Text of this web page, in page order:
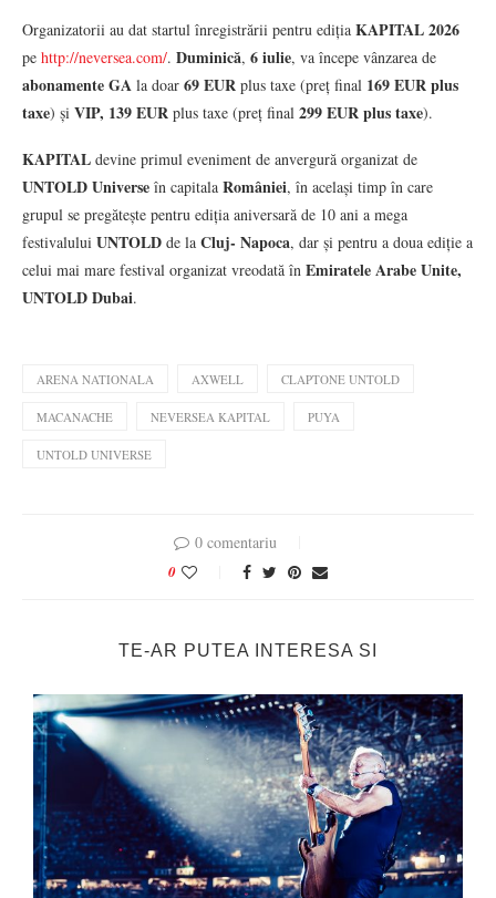
Organizatorii au dat startul înregistrării pentru ediția KAPITAL 2026
pe http://neversea.com/. Duminică, 6 iulie, va începe vânzarea de
abonamenteGA la doar 69 EUR plus taxe (preț final 169 EUR plus
taxe) și VIP, 139 EUR plus taxe (preț final 299 EUR plus taxe).
KAPITAL devine primul eveniment de anvergură organizat de
UNTOLD Universe în capitala României, în același timp în care
grupul se pregătește pentru ediția aniversară de 10 ani a mega
festivalului UNTOLD de la Cluj- Napoca, dar și pentru a doua ediție a
celui mai mare festival organizat vreodată în Emiratele Arabe Unite,
UNTOLD Dubai.
ARENA NATIONALA AXWELL CLAPTONE UNTOLD
MACANACHE NEVERSEA KAPITAL PUYA
UNTOLD UNIVERSE
0 comentariu
0
TE-AR PUTEA INTERESA SI